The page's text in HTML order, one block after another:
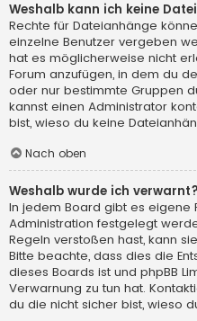
Weshalb kann ich keine
Rechte für Dateianhänge
einzelne Benutzer vergeben
hat es möglicherweise nicht
Forum anzufügen, in dem du
oder nur bestimmte Gruppen
kannst einen Administrator
bist, wieso du keine
Nach oben
Weshalb wurde ich verwarnt?
In jedem Board gibt es eigene
Administration festgelegt
Regeln verstoßen hast, kann
Bitte beachte, dass dies die
dieses Boards ist und phpBB
Verwarnung zu tun hat.
du die nicht sicher bist, wieso